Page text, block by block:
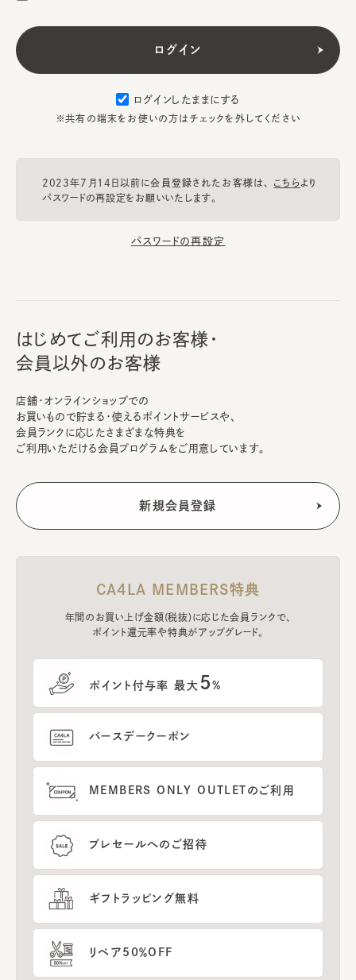
ログインしたままにする
※共有の端末をお使いの方はチェックを外してください
2023年7月14日以前に会員登録されたお客様は、 こちらより
パスワードの再設定をお願いいたします。
パスワードの再設定
はじめてご利用のお客様・
会員以外のお客様
店舗・オンラインショップでの
お買いもので貯まる・使えるポイントサービスや、
会員ランクに応じたさまざまな特典を
ご利用いただける会員プログラムをご用意しています。
CA4LA MEMBERS特典
年間のお買い上げ金額(税抜)に応じた会員ランクで、
ポイント還元率や特典がアップグレード。
ポイント付与率 最大 5%
バースデークーポン
MEMBERS ONLY OUTLETのご利用
プレセールへのご招待
ギフトラッピング無料
リペア50％OFF